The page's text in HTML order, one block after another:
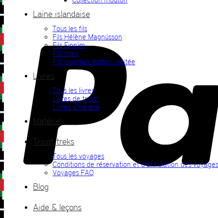
Laine islandaise
Tous les fils
Fils Hélène Magnússon
Fils Einrúm
Fils Ístex
Fils islandais édition limitée
Livres
Tous les livres
Livres de tricot
Livres d’Hélène
Matériel
Tricot-treks
Tous les voyages
Conditions de réservation et d’annulation des voyages
Voyages FAQ
Blog
Aide & leçons